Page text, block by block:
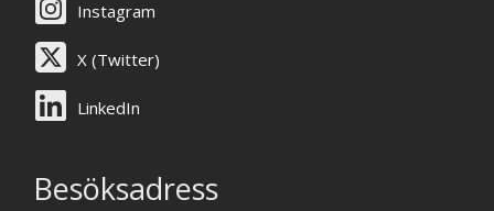
Instagram
X (Twitter)
LinkedIn
Besöksadress